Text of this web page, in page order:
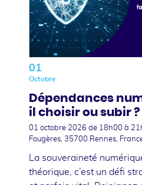
01
Octobre
Dépendances
il choisir ou subir ?
01 octobre 2026 de 18h00 à
Fougères, 35700 Rennes,
La souveraineté
théorique, c’est un défi